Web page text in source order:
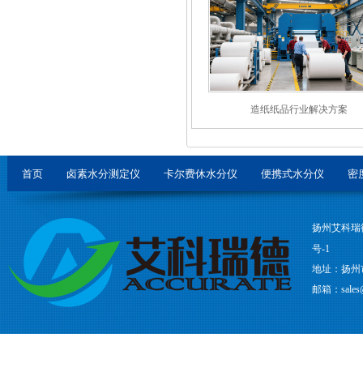
造纸纸品行业解决方案
首页 卤素水分测定仪 卡尔费休水分仪 便携式水分仪 密
扬州艾科
号-1
地址：扬
邮箱：